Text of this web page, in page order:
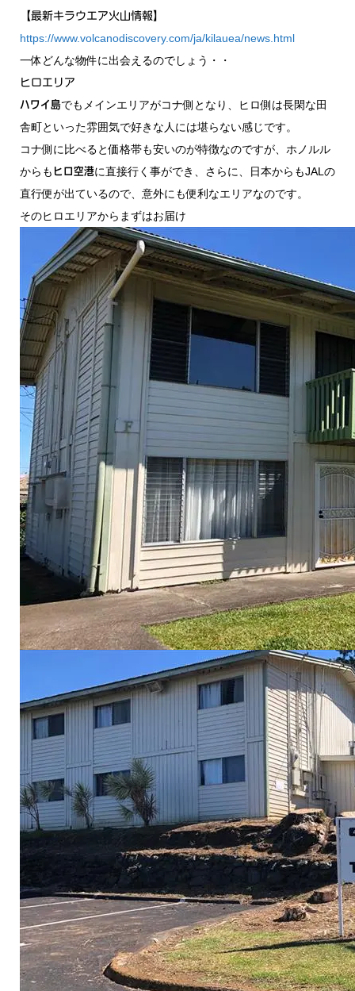
【最新キラウエア火山情報】
https://www.volcanodiscovery.com/ja/kilauea/news.html
一体どんな物件に出会えるのでしょう・・
ヒロエリア
ハワイ島でもメインエリアがコナ側となり、ヒロ側は長閑な田
舎町といった雰囲気で好きな人には堪らない感じです。
コナ側に比べると価格帯も安いのが特徴なのですが、ホノルル
からも ヒロ空港に直接行く事ができ、さらに、日本からもJALの
直行便が出ているので、意外にも便利なエリアなのです。
そのヒロエリアからまずはお届け